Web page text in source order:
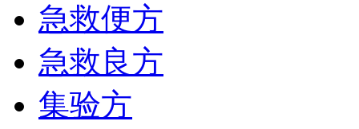
急救便方
急救良方
集验方